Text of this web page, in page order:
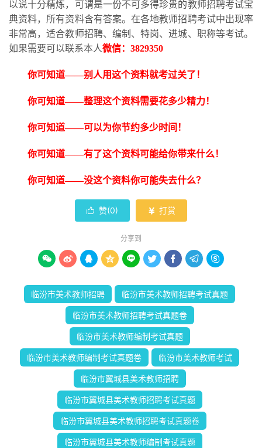
以说十分精炼，可谓是一份不可多得珍贵的教师招聘考试宝
典资料，所有资料含有答案。在各地教师招聘考试中出现率
非常高，适合教师招聘、编制、特岗、进城、职称等考试。
如果需要可以联系本人微信： 3829350
你可知道——别人用这个资料就考过关了！
你可知道——整理这个资料需要花多少精力！
你可知道——可以为你节约多少时间！
你可知道——有了这个资料可能给你带来什么！
你可知道——没这个资料你可能失去什么？
 赞(0)  打赏
分享到
        
临汾市美术教师招聘 临汾市美术教师招聘考试真题
临汾市美术教师招聘考试真题卷
临汾市美术教师编制考试真题
临汾市美术教师编制考试真题卷 临汾市美术教师考试
临汾市翼城县美术教师招聘
临汾市翼城县美术教师招聘考试真题
临汾市翼城县美术教师招聘考试真题卷
临汾市翼城县美术教师编制考试真题